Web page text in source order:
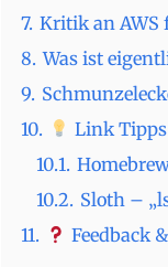
7. Kritik an AWS
8. Was ist
9.
10.
Link Tipps
10.1.
10.2. Sloth –
11.
Feedback